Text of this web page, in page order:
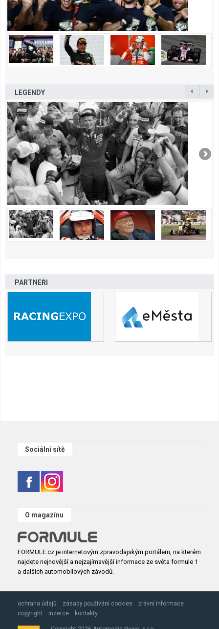
LEGENDY
PARTNEŘI
Sociální sítě
O magazínu
FORMULE.cz je internetovým zpravodajským portálem, na kterém
najdete nejnovější a nejzajímavější informace ze světa formule 1
a dalších automobilových závodů.
ochrana údajů zásady použivání cookies
právní informace
copyright
inzerce kontakty